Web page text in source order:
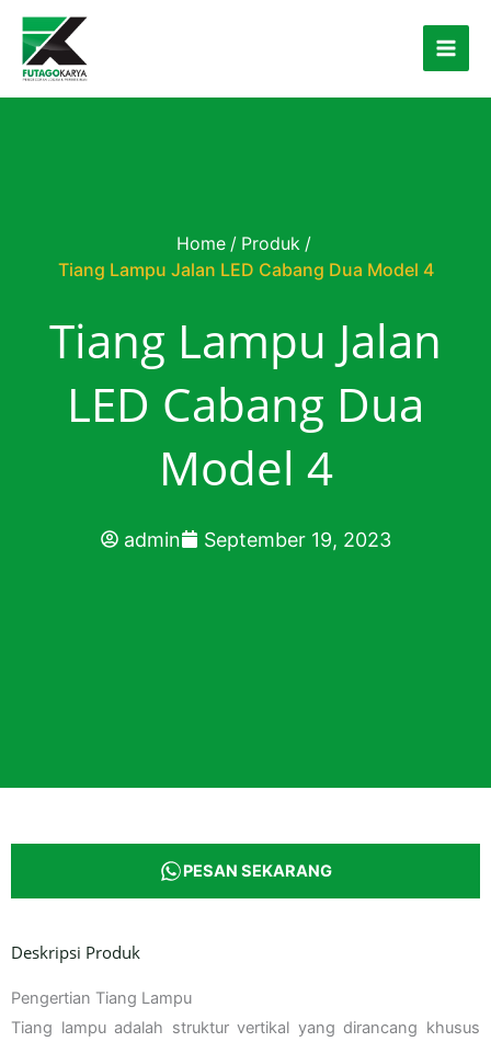
Skip to content
Home / Produk /
Tiang Lampu Jalan LED Cabang Dua Model 4
Tiang Lampu Jalan
LED Cabang Dua
Model 4
admin September 19, 2023
PESAN SEKARANG
Deskripsi Produk
Pengertian Tiang Lampu
Tiang lampu adalah struktur vertikal yang dirancang khusus